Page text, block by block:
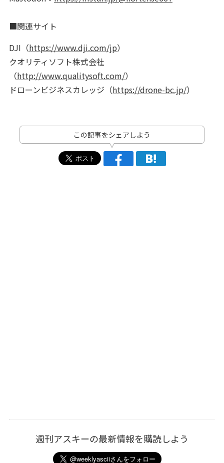
■関連サイト
DJI（https://www.dji.com/jp）
クオリティソフト株式会社
（http://www.qualitysoft.com/）
ドローンビジネスカレッジ（https://drone-bc.jp/）
この記事をシェアしよう
週刊アスキーの最新情報を購読しよう